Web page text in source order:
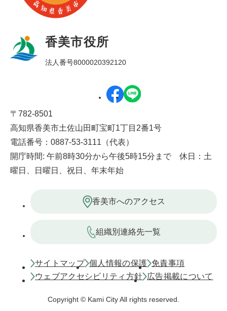
香美市役所
法人番号8000020392120
〒782-8501
高知県香美市土佐山田町宝町1丁目2番1号
電話番号：0887-53-3111（代表）
開庁時間: 午前8時30分から午後5時15分まで 休日：土
曜日、日曜日、祝日、年末年始
香美市へのアクセス
組織別連絡先一覧
サイトマップ 個人情報の保護 免責事項
ウェブアクセシビリティ方針
広告掲載について
Copyright © Kami City All rights reserved.